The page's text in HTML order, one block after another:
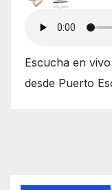
Escucha en
desde Puerto